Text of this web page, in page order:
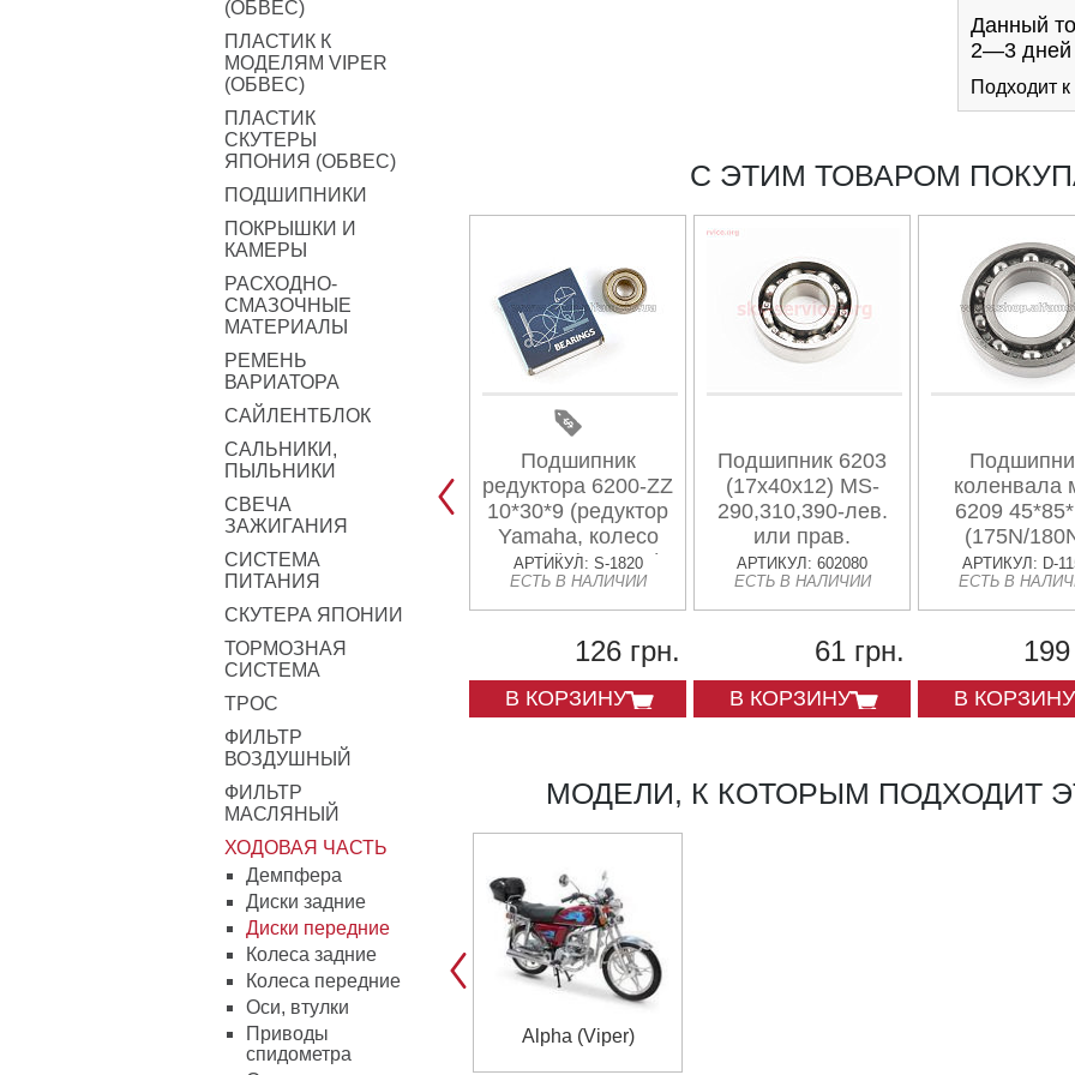
(ОБВЕС)
ПЛАСТИК К
МОДЕЛЯМ VIPER
(ОБВЕС)
ПЛАСТИК
СКУТЕРЫ
ЯПОНИЯ (ОБВЕС)
ПОДШИПНИКИ
ПОКРЫШКИ И
КАМЕРЫ
РАСХОДНО-
СМАЗОЧНЫЕ
МАТЕРИАЛЫ
РЕМЕНЬ
ВАРИАТОРА
САЙЛЕНТБЛОК
САЛЬНИКИ,
ПЫЛЬНИКИ
СВЕЧА
ЗАЖИГАНИЯ
СИСТЕМА
ПИТАНИЯ
СКУТЕРА ЯПОНИИ
ТОРМОЗНАЯ
СИСТЕМА
ТРОС
ФИЛЬТР
ВОЗДУШНЫЙ
ФИЛЬТР
МАСЛЯНЫЙ
ХОДОВАЯ ЧАСТЬ
Демпфера
Диски задние
Диски передние
Колеса задние
Колеса передние
Оси, втулки
Приводы
спидометра
Данный
2—3
Подходит
С ЭТИМ ТОВАРОМ
Подшипник
редуктора 6200-ZZ
10*30*9 (редуктор
Yamaha, колесо
Suzuki) (Япония)
KOY
АРТИКУЛ: S-1820
ЕСТЬ В НАЛИЧИИ
126 грн.
В КОРЗИНУ
Подшипник 6203
(17x40x12) MS-
290,310,390-лев.
или прав.
640,650,660,780,880-
лев.; водяного
насоса KM385BT;
коленвала
TACT,PAL; панели
демпферной JH
АРТИКУЛ: 602080
ЕСТЬ В НАЛИЧИИ
61 грн.
В КОРЗИНУ
коленвала
6209
(175N/
АРТИКУЛ: D-
ЕСТЬ В
В КОРЗИНУ
МОДЕЛИ, К КОТОРЫМ ПОДХОДИТ
Alpha (Viper)